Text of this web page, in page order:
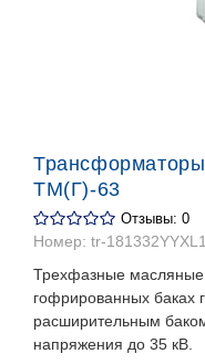
ТМ(Г)-63
Отзывы: 0
Номер: tr-181332YYXL1
Трехфазные
гофрированных баках
расширительным
напряжения до 35 кВ.